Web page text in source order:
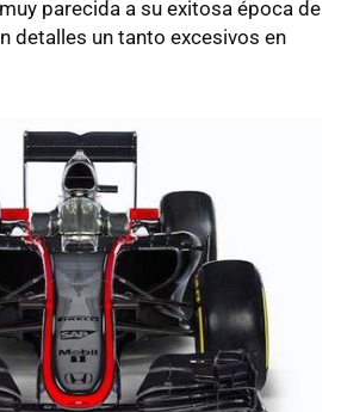
parecida a su exitosa época de
detalles un tanto excesivos en